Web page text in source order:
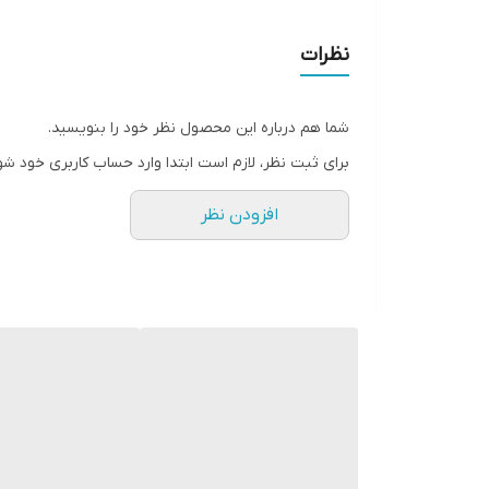
امکانات تخت خواب
نوع تخت خواب
نظرات
شما هم درباره این محصول نظر خود را بنویسید.
برای ثبت نظر، لازم است ابتدا وارد حساب کاربری خود
افزودن نظر